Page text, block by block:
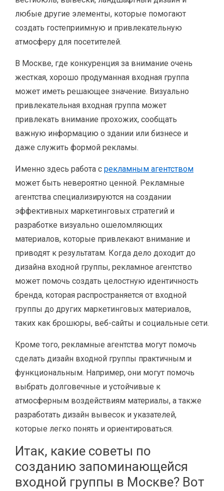
любые другие элементы, которые помогают
создать гостеприимную и привлекательную
атмосферу для посетителей.
В Москве, где конкуренция за внимание очень
жесткая, хорошо продуманная входная группа
может иметь решающее значение. Визуально
привлекательная входная группа может
привлекать внимание прохожих, сообщать
важную информацию о здании или бизнесе и
даже служить формой рекламы.
Именно здесь работа с рекламным агентством
может быть невероятно ценной. Рекламные
агентства специализируются на создании
эффективных маркетинговых стратегий и
разработке визуально ошеломляющих
материалов, которые привлекают внимание и
приводят к результатам. Когда дело доходит до
дизайна входной группы, рекламное агентство
может помочь создать целостную идентичность
бренда, которая распространяется от входной
группы до других маркетинговых материалов,
таких как брошюры, веб-сайты и социальные сети.
Кроме того, рекламные агентства могут помочь
сделать дизайн входной группы практичным и
функциональным. Например, они могут помочь
выбрать долговечные и устойчивые к
атмосферным воздействиям материалы, а также
разработать дизайн вывесок и указателей,
которые легко понять и ориентироваться.
Итак, какие советы по
созданию запоминающейся
входной группы в Москве? Вот